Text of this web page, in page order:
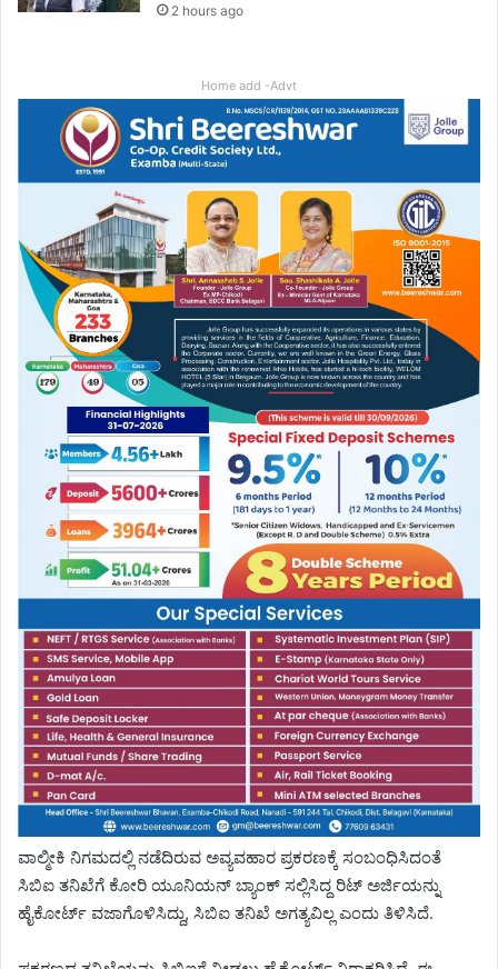
2 hours ago
Home add -Advt
ವಾಲ್ಮೀಕಿ ನಿಗಮದಲ್ಲಿ ನಡೆದಿರುವ ಅವ್ಯವಹಾರ ಪ್ರಕರಣಕ್ಕೆ ಸಂಬಂಧಿಸಿದಂತೆ
ಸಿಬಿಐ ತನಿಖೆಗೆ ಕೋರಿ ಯೂನಿಯನ್ ಬ್ಯಾಂಕ್ ಸಲ್ಲಿಸಿದ್ದ ರಿಟ್ ಅರ್ಜಿಯನ್ನು
ಹೈಕೋರ್ಟ್ ವಜಾಗೊಳಿಸಿದ್ದು, ಸಿಬಿಐ ತನಿಖೆ ಅಗತ್ಯವಿಲ್ಲ ಎಂದು ತಿಳಿಸಿದೆ.